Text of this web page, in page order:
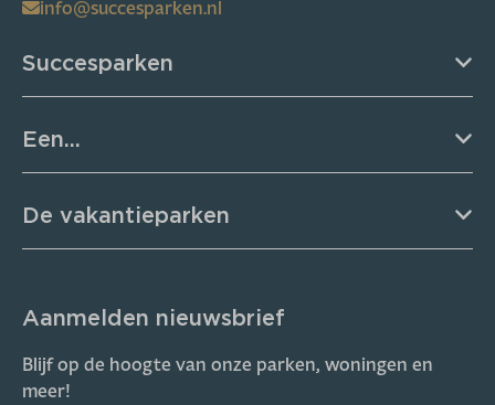
info@succesparken.nl
Succesparken
Een...
De vakantieparken
Aanmelden nieuwsbrief
Blijf op de hoogte van onze parken, woningen en
meer!